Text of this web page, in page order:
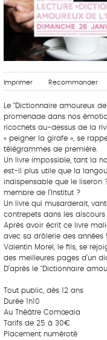
Imprimer Recommander
Le "Dictionnaire amoureux
promenade dans nos
ricochets au-dessus de la
« peigner la girafe », se
télégrammes de première.
Un livre impossible, tant la
est-il plus utile que la
indispensable que le liseron
membre de l’Institut ?
Un livre qui musarderait,
contrepets dans les discours
Après avoir écrit ce livre
avec sa drôlerie des années
Valentin Morel, le fils, se
des meilleures pages d’un
D’après le "Dictionnaire
Tout public, dès 12 ans
Durée 1h10
Au Théâtre Comœdia
Tarifs de 25 à 30€
Placement numéroté